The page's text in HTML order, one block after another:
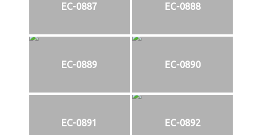
EC-0887 EC-0888
EC-0889 EC-0890
EC-0891 EC-0892